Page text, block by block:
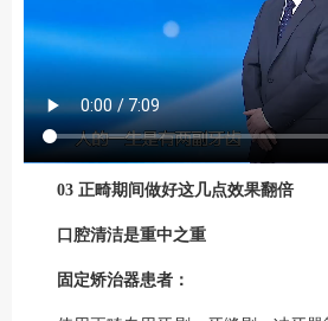
03 正畸期间做好这几点效果翻倍
口腔清洁是重中之重
固定矫治器患者：